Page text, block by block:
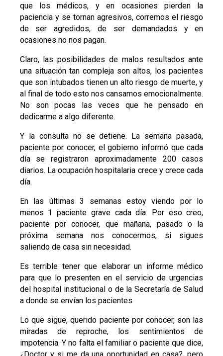
que los médicos, y en ocasiones pierden la
paciencia y se tornan agresivos, corremos el riesgo
de ser agredidos, de ser demandados y en
ocasiones no nos pagan.
Claro, las posibilidades de malos resultados ante
una situación tan compleja son altos, los pacientes
que son intubados tienen un alto riesgo de muerte, y
al final de todo esto nos cansamos emocionalmente.
No son pocas las veces que he pensado en
dedicarme a algo diferente.
Y la consulta no se detiene. La semana pasada,
paciente por conocer, el gobierno informó que cada
día se registraron aproximadamente 200 casos
diarios. La ocupación hospitalaria crece y crece cada
día.
En las últimas 3 semanas estoy viendo por lo
menos 1 paciente grave cada día. Por eso creo,
paciente por conocer, que mañana, pasado o la
próxima semana nos conocermos, si sigues
saliendo de casa sin necesidad.
Es terrible tener que elaborar un informe médico
para que lo presenten en el servicio de urgencias
del hospital institucional o de la Secretaría de Salud
a donde se envían los pacientes
Lo que sigue, querido paciente por conocer, son las
miradas de reproche, los sentimientos de
impotencia. Y no falta el familiar o paciente que dice,
¿Doctor y si me da una oportunidad en casa?, pero